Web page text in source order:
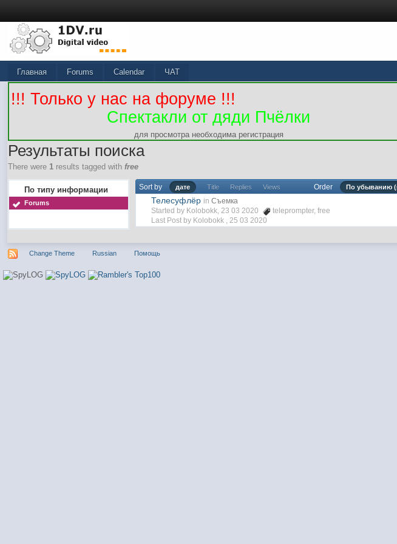
Главная Forums Calendar ЧАТ
!!! Только у нас на форуме !!!
Спектакли от дяди Пчёлки
для просмотра необходима регистрация
Результаты поиска
There were 1 results tagged withfree
По типу информации
Forums
Sort by дате Title Replies Views Order По убыванию
Телесуфлёр in Съемка
Started by Kolobokk, 23 03 2020
teleprompter,free
Last Post by Kolobokk ,25 03 2020
Change Theme
Russian Помощь